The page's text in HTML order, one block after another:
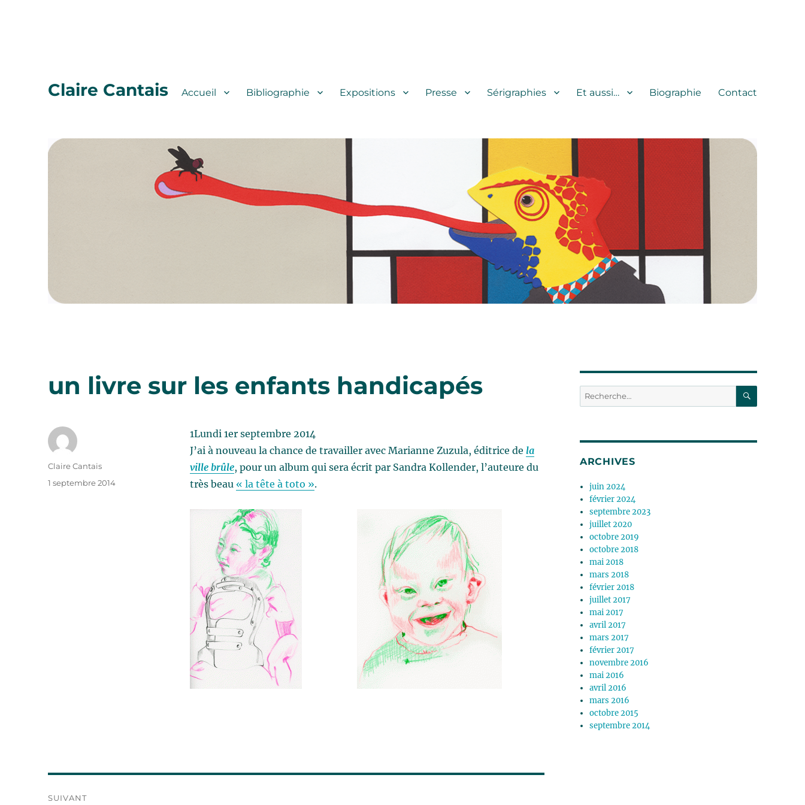
Claire Cantais Accueil Bibliographie Expositions Presse Sérigraphies Et aussi… Biographie Contact
un livre sur les enfants handicapés
1Lundi 1er septembre 2014
J’ai à nouveau la chance de travailler avec Marianne Zuzula, éditrice de la
ville brûle, pour un album qui sera écrit par Sandra Kollender, l’auteure du
très beau « la tête à toto ».
Auteur
Claire Cantais
Publié
1 septembre 2014
SUIVANT
Recherche
pour :
ARCHIVES
juin 2024
février 2024
septembre 2023
juillet 2020
octobre 2019
octobre 2018
mai 2018
mars 2018
février 2018
juillet 2017
mai 2017
avril 2017
mars 2017
février 2017
novembre 2016
mai 2016
avril 2016
mars 2016
octobre 2015
septembre 2014